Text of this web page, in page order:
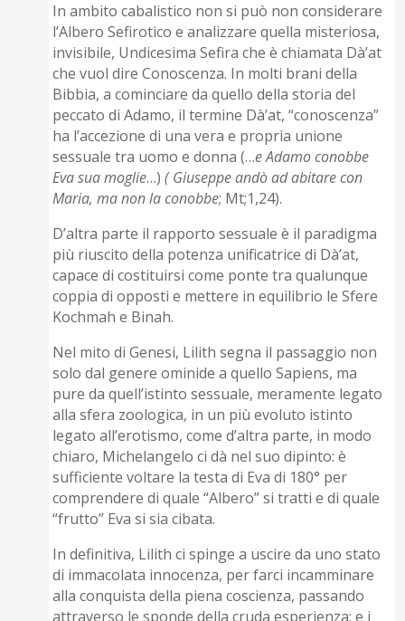
In ambito cabalistico non si può non considerare
l’Albero Sefirotico e analizzare quella misteriosa,
invisibile, Undicesima Sefira che è chiamata Dà’at
che vuol dire Conoscenza. In molti brani della
Bibbia, a cominciare da quello della storia del
peccato di Adamo, il termine Dà’at, “conoscenza”
ha l’accezione di una vera e propria unione
sessuale tra uomo e donna (…e Adamo conobbe
Eva sua moglie…)( Giuseppe andò ad abitare con
Maria, ma non la conobbe; Mt;1,24).
D’altra parte il rapporto sessuale è il paradigma
più riuscito della potenza unificatrice di Dà’at,
capace di costituirsi come ponte tra qualunque
coppia di opposti e mettere in equilibrio le Sfere
Kochmah e Binah.
Nel mito di Genesi, Lilith segna il passaggio non
solo dal genere ominide a quello Sapiens, ma
pure da quell’istinto sessuale, meramente legato
alla sfera zoologica, in un più evoluto istinto
legato all’erotismo, come d’altra parte, in modo
chiaro, Michelangelo ci dà nel suo dipinto: è
sufficiente voltare la testa di Eva di 180° per
comprendere di quale “Albero” si tratti e di quale
“frutto” Eva si sia cibata.
In definitiva, Lilith ci spinge a uscire da uno stato
di immacolata innocenza, per farci incamminare
alla conquista della piena coscienza, passando
attraverso le sponde della cruda esperienza; e i